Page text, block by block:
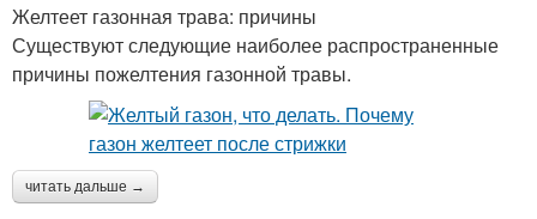
Желтеет газонная трава: причины
Существуют следующие наиболее распространенные
причины пожелтения газонной травы.
читать дальше →